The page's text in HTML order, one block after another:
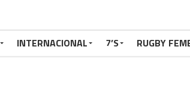
INTERNACIONAL 7’S RUGBY